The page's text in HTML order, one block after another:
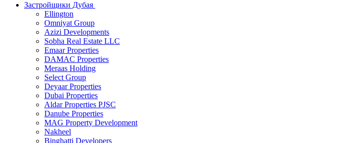
Застройщики Дубая
Ellington
Omniyat Group
Azizi Developments
Sobha Real Estate LLC
Emaar Properties
DAMAC Properties
Meraas Holding
Select Group
Deyaar Properties
Dubai Properties
Aldar Properties PJSC
Danube Properties
MAG Property Development
Nakheel
Binghatti Developers